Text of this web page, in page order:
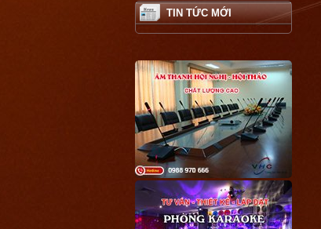
TIN TỨC MỚI